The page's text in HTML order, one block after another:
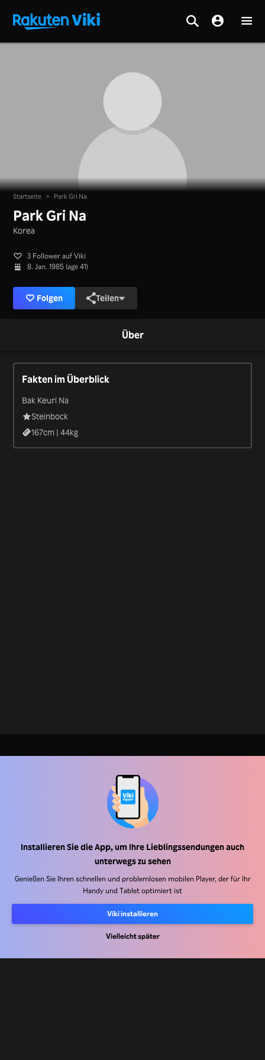
Installieren Sie die App, um Ihre Lieblingssendungen auch
unterwegs zu sehen
Genießen Sie Ihren schnellen und problemlosen mobilen Player, der für Ihr
Handy und Tablet optimiert ist
Viki installieren
Vielleicht später
Startseite > Park Gri Na
Park Gri Na
Korea
3 Follower auf Viki
8. Jan. 1985 (age 41)
Folgen Teilen
Über
Fakten im Überblick
Bak Keuri Na
Steinbock
167cm |44kg
Hilfe Center
Arbeiten Sie mit uns zusammen